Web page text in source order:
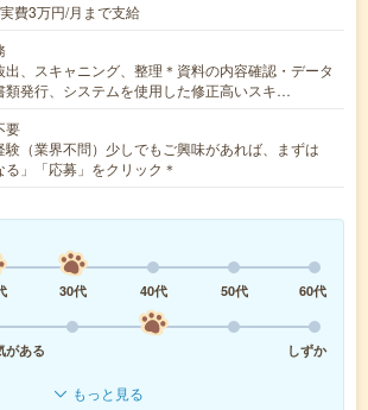
費3万円/月まで支給
出、スキャニング、整理＊資料の内容確認・データ
類発行、システムを使用した修正高いスキ…
要
（業界不問）少しでもご興味があれば、まずは
る」「応募」をクリック＊
30代 40代 50代
60代
がある
しずか
もっと見る